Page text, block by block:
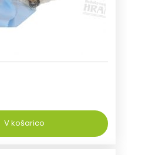
V košarico